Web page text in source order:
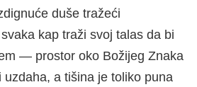
duše tražeći
kap traži svoj talas da bi
— prostor oko Božijeg Znaka
a tišina je toliko puna